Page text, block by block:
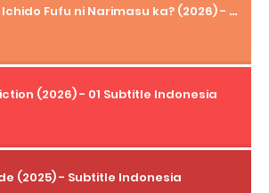
Mou Ichido Fufu ni Narimasu ka? (2026) - 01 Subtitle Indonesia
(2026) - 01 Subtitle Indonesia
(2025) - Subtitle Indonesia